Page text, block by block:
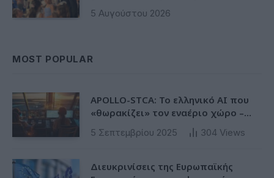
5 Αυγούστου 2026
MOST POPULAR
APOLLO-STCA: Το ελληνικό AI που
«θωρακίζει» τον εναέριο χώρο –
Φως στην έλλειψη ασφάλειας στα
αεροδρόμια
5 Σεπτεμβρίου 2025 304 Views
Διευκρινίσεις της Ευρωπαϊκής